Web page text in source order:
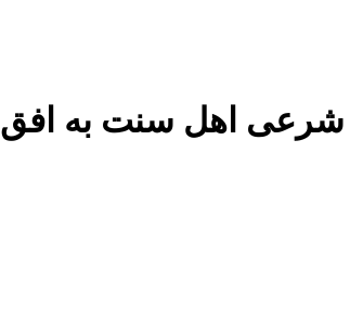
شرعی اهل سنت به افق